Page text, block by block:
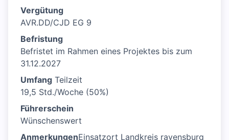
Vergütung
AVR.DD/CJD EG 9
Befristung
Befristet im Rahmen eines Projektes bis zum
31.12.2027
Umfang Teilzeit
19,5 Std./Woche (50%)
Führerschein
Wünschenswert
AnmerkungenEinsatzort Landkreis ravensburg